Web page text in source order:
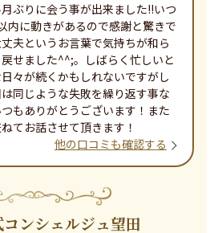
ぶりに会う事が出来ました!!いつ
内に動きがあるので感謝と驚きで
夫というお言葉で気持ちが和ら
せました^^;。しばらく忙しいと
々が続くかもしれないですがし
同じような失敗を繰り返す事な
もありがとうございます！また
てお話させて頂きます！
他の口コミも確認する
ンシェルジュ望田